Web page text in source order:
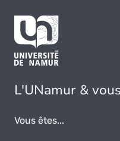
L'UNamur & vous
Vous êtes...